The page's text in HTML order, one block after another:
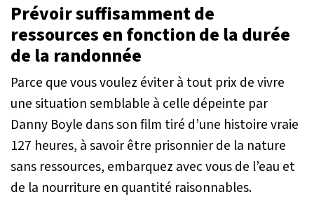
Prévoir suffisamment de
ressources en fonction de la durée
de la randonnée
Parce que vous voulez éviter à tout prix de vivre
une situation semblable à celle dépeinte par
Danny Boyle dans son film tiré d’une histoire vraie
127 heures, à savoir être prisonnier de la nature
sans ressources, embarquez avec vous de l’eau et
de la nourriture en quantité raisonnables.